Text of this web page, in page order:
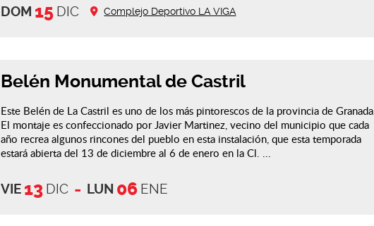
DOM 15 DIC Complejo Deportivo LA VIGA
Belén Monumental de Castril
Este Belén de La Castril es uno de los más pintorescos de la provincia de Granada.
El montaje es confeccionado por Javier Martinez, vecino del municipio que cada
año recrea algunos rincones del pueblo en esta instalación, que esta temporada
estará abierta del 13 de diciembre al 6 de enero en la Cl. ...
VIE 13 DIC LUN 06 ENE